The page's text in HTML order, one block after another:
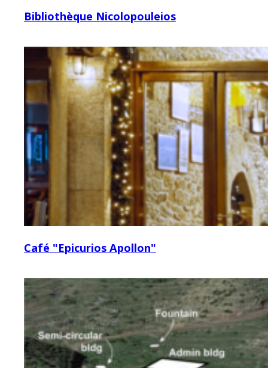
Bibliothèque Nicolopouleios
Café "Epicurios Apollon"